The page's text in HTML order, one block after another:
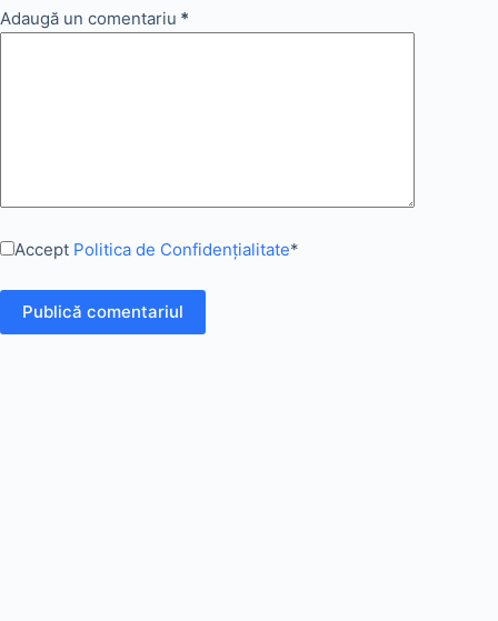
Adaugă un comentariu *
Accept Politica de Confidențialitate*
Publică comentariul